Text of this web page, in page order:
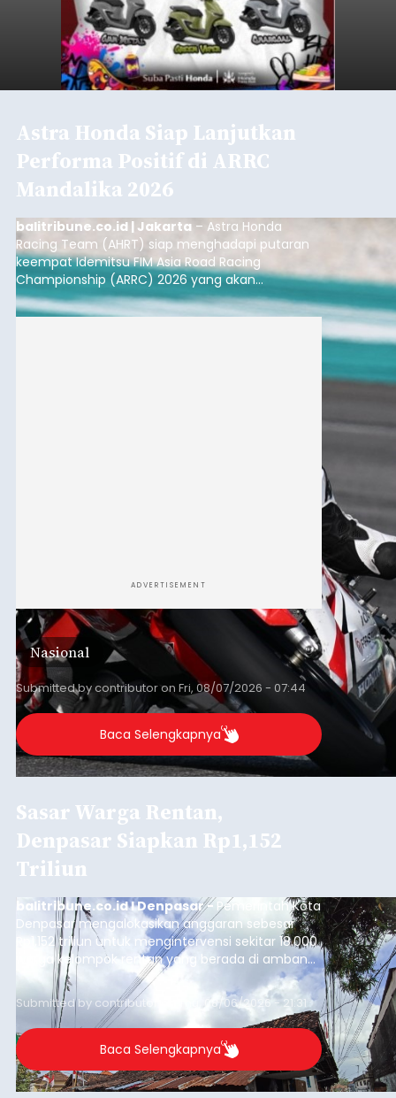
Astra Honda Siap Lanjutkan
Performa Positif di ARRC
Mandalika 2026
balitribune.co.id | Jakarta – Astra Honda
Racing Team (AHRT) siap menghadapi putaran
keempat Idemitsu FIM Asia Road Racing
Championship (ARRC) 2026 yang akan
berlangsung di Pertamina Mandalika
International Circuit, Lombok, Nusa Tenggara
ADVERTISEMENT
Nasional
Submitted bycontributoron Fri, 08/07/2026 - 07:44
Baca Selengkapnya
Sasar Warga Rentan,
Denpasar Siapkan Rp1,152
Triliun
balitribune.co.id I Denpasar - Pemerintah Kota
Denpasar mengalokasikan anggaran sebesar
Rp1,152 triliun untuk mengintervensi sekitar 18.000
warga kelompok rentan yang berada di ambang
garis kemiskinan. Langkah strategis ini diambil
guna menjaga masyarakat yang berada pada
kelompok desil 5 dan 6 tersebut agar tidak
merosot ke kategori miskin.
Submitted by contributor Thu, 08/06/2026 - 21:31
Baca Selengkapnya